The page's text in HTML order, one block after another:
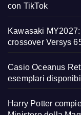
con TikTok
Kawasaki
crossover Versys
Casio Oceanus
esemplari
Harry Potter